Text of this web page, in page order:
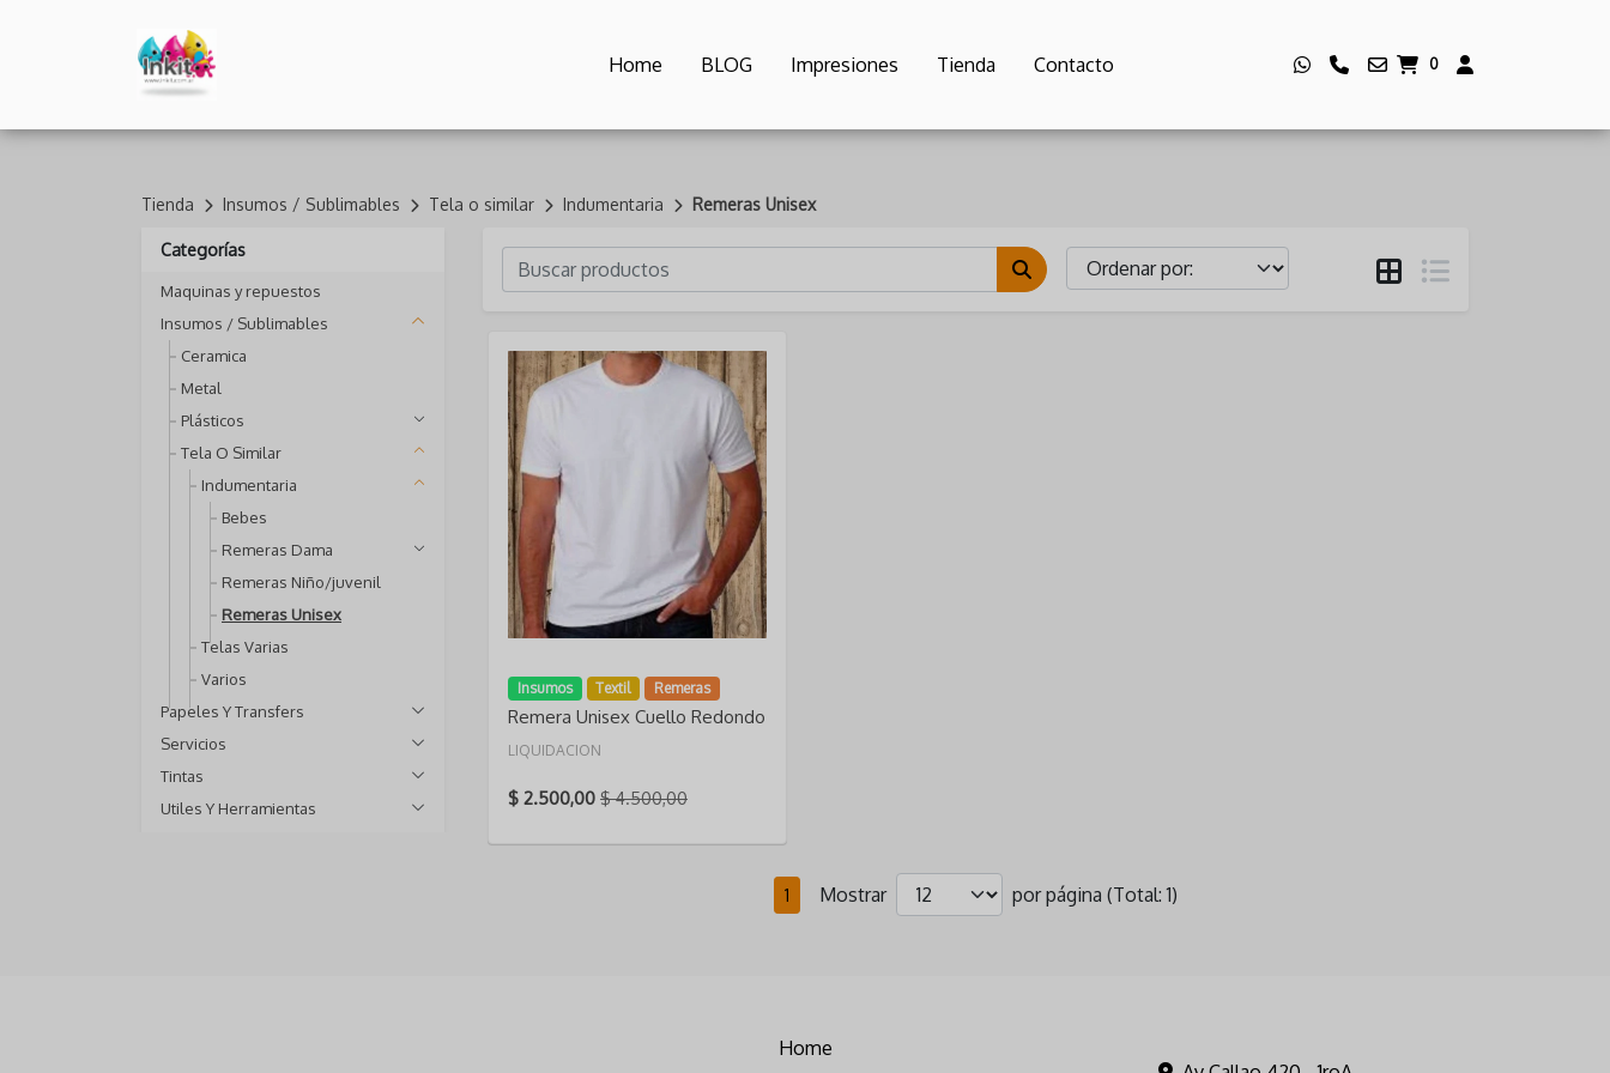
Home BLOG Impresiones Tienda Contacto 0
Tienda Insumos / Sublimables Tela o similar Indumentaria Remeras Unisex
Categorías
Maquinas y repuestos
Insumos / Sublimables
Ceramica
Metal
Plásticos
Tela O Similar
Indumentaria
Bebes
Remeras Dama
Remeras Niño/juvenil
Remeras Unisex
Telas Varias
Varios
Papeles Y Transfers
Servicios
Tintas
Utiles Y Herramientas
Insumos Textil Remeras
Remera Unisex Cuello Redondo
LIQUIDACION
$ 2.500,00 $ 4.500,00
VER DETALLE
1 Mostrar por página (Total: 1)
Home